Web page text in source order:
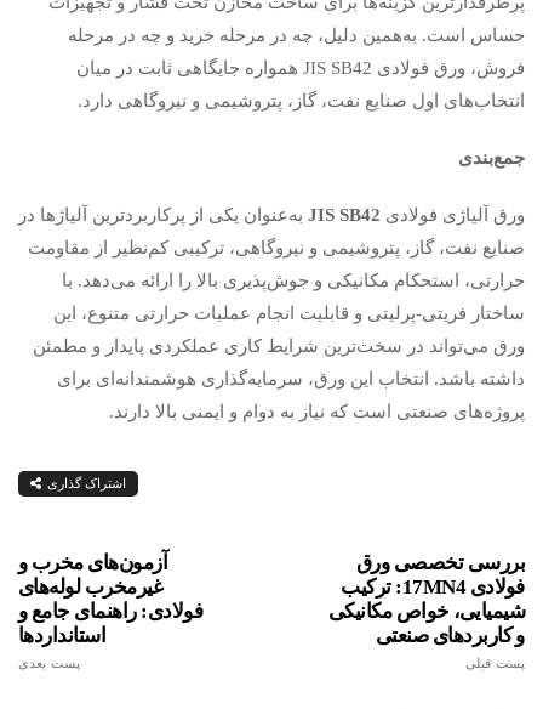
حساس است. به‌همین دلیل، چه در مرحله خرید و چه در مرحله
فروش، ورق فولادی JIS SB42 همواره جایگاهی ثابت در میان
انتخاب‌های اول صنایع نفت، گاز، پتروشیمی و نیروگاهی دارد.
جمع‌بندی
ورق آلیاژی فولادی JIS SB42 به‌عنوان یکی از پرکاربردترین آلیاژها در
صنایع نفت، گاز، پتروشیمی و نیروگاهی، ترکیبی کم‌نظیر از مقاومت
حرارتی، استحکام مکانیکی و جوش‌پذیری بالا را ارائه می‌دهد. با
ساختار فریتی-پرلیتی و قابلیت انجام عملیات حرارتی متنوع، این
ورق می‌تواند در سخت‌ترین شرایط کاری عملکردی پایدار و مطمئن
داشته باشد. انتخاب این ورق، سرمایه‌گذاری هوشمندانه‌ای برای
پروژه‌های صنعتی است که نیاز به دوام و ایمنی بالا دارند.
اشتراک گذاری
آزمون‌های مخرب و
غیرمخرب لوله‌های
فولادی: راهنمای جامع و
استانداردها
پست بعدی
بررسی تخصصی ورق
فولادی 17MN4: ترکیب
شیمیایی، خواص مکانیکی
و کاربردهای صنعتی
پست قبلی